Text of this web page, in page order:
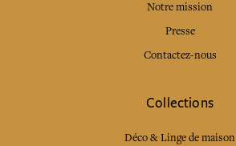
Notre mission
Presse
Contactez-nous
Collections
Déco & Linge de maison